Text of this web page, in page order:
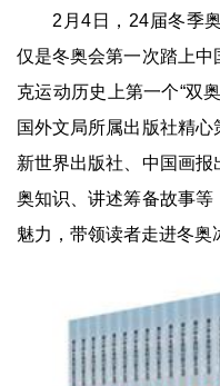
2月4日，24届冬季
仅是冬奥会第一次踏上
克运动历史上第一个“双
国外文局所属出版社精心
新世界出版社、中国画
奥知识、讲述筹备故事
魅力，带领读者走进冬奥